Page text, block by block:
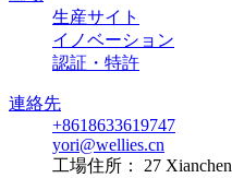
生産サイト
イノベーション
認証・特許
連絡先
+8618633619747
yori@wellies.cn
工場住所：
27